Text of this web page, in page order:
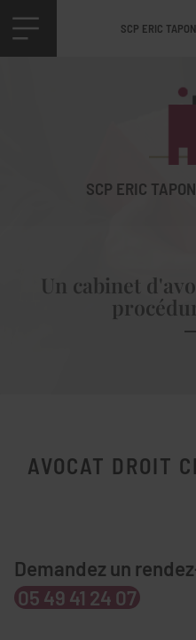
SCP ERIC
Un cabinet
AVOCAT DROIT
Demandez un
05 49 41 24 07
SCP ERIC